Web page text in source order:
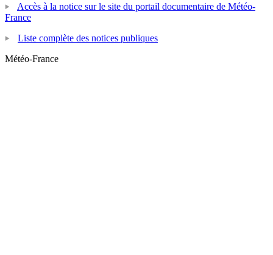
Accès à la notice sur le site du portail documentaire de Météo-
France
Liste complète des notices publiques
Météo-France